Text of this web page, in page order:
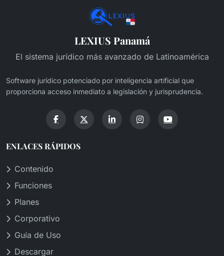
LEXIUS Panamá
El sistema jurídico más avanzado de Latinoamérica
Software jurídico potenciado por inteligencia artificial que
proporciona acceso inmediato a legislación y jurisprudencia.
ENLACES RÁPIDOS
Contenido
Funciones
Planes
Corporativo
Guía de Uso
Descargar